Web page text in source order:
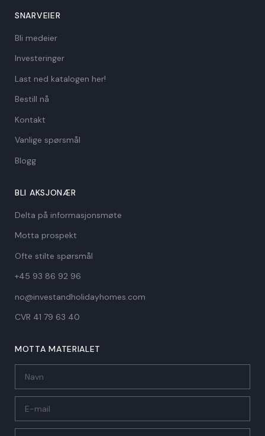
SNARVEIER
Bli medeier
Investeringer
Last ned katalogen her!
Bestill nå
Kontakt
Vanlige spørsmål
Blogg
BLI AKSJONÆR
Delta på informasjonsmøte
Motta prospekt
Ofte stilte spørsmål
+45 93 86 92 96
no@investandholidayhomes.com
CVR 41 79 63 40​
MOTTA MATERIALET